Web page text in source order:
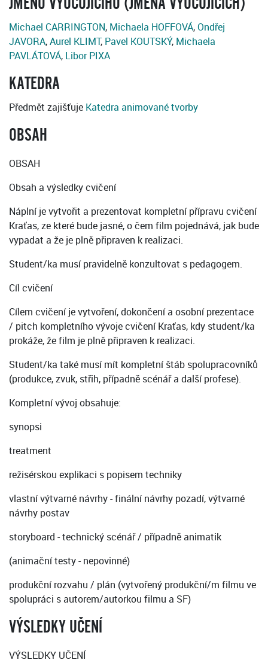
Michael CARRINGTON, Michaela HOFFOVÁ,Ondřej
JAVORA,Aurel KLIMT, Pavel KOUTSKÝ, Michaela
PAVLÁTOVÁ, Libor PIXA
KATEDRA
Předmět zajišťuje Katedra animované tvorby
OBSAH
OBSAH
Obsah a výsledky cvičení
Náplní je vytvořit a prezentovat kompletní přípravu cvičení
Kraťas, ze které bude jasné, o čem film pojednává, jak bude
vypadat a že je plně připraven k realizaci.
Student/ka musí pravidelně konzultovat s pedagogem.
Cíl cvičení
Cílem cvičení je vytvoření, dokončení a osobní prezentace
/ pitch kompletního vývoje cvičení Kraťas, kdy student/ka
prokáže, že film je plně připraven k realizaci.
Student/ka také musí mít kompletní štáb spolupracovníků
(produkce, zvuk, střih, případně scénář a další profese).
Kompletní vývoj obsahuje:
synopsi
treatment
režisérskou explikaci s popisem techniky
vlastní výtvarné návrhy - finální návrhy pozadí, výtvarné
návrhy postav
storyboard - technický scénář / případně animatik
(animační testy - nepovinné)
produkční rozvahu / plán (vytvořený produkční/m filmu ve
spolupráci s autorem/autorkou filmu a SF)
VÝSLEDKY UČENÍ
VÝSLEDKY UČENÍ